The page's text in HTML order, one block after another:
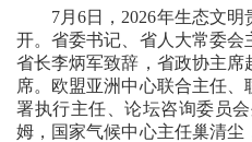
7月6日，2026年生态文
开。省委书记、省人大常委会
省长李炳军致辞，省政协主席
席。欧盟亚洲中心联合主任、
署执行主任、论坛咨询委员
姆，国家气候中心主任巢清